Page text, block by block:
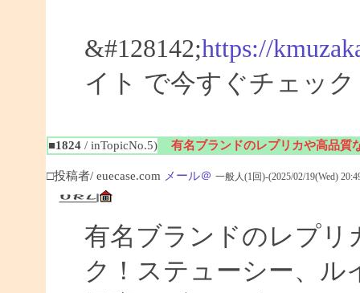
&#128142;https://
イト で今すぐチェック
■1824/ inTopicNo.5) 有名ブランドのレプリカや高品質
□投稿者/ euecase.com メール＠ 一般人(1回)-(2025/02/19(Wed)
有名ブランドのレプリ
ク！ステューシー、ル